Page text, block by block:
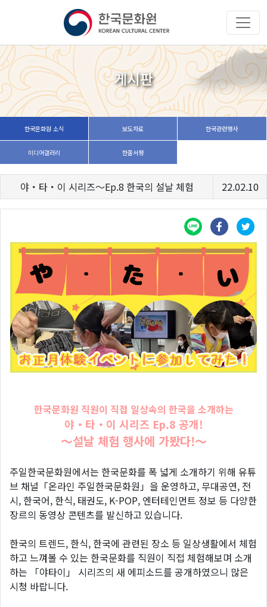
게시판
한국문화원 소식 보도자료 한국관련행사
미디어갤러리 한줄서평
야・타・이 시리즈〜Ep.8 한국의 설날 체험 22.02.10
한국문화원 직원이 직접 일상속의 한국을 소개하는
야・타・이 시리즈 Ep.8 공개!
〜설날 체험 행사에 가봤다!〜
주일한국문화원에서는 한국문화를 폭 넓게 소개하기 위해 유튜
브 채널「온라인 주일한국문화원」을 운영하고, 무대공연, 전
시, 한국어, 한식, 태권도, K-POP, 엔터테인먼트 정보 등 다양한
장르의 동영상 콘텐츠를 발신하고 있습니다.
한국의 트렌드, 한식, 한국에 관련된 장소 등 일상생활에서 체험
하고 느껴볼 수 있는 한국문화를 직원이 직접 체험해보며 소개
하는 「야타이」 시리즈의 새 에피소드를 공개하였으니 많은
시청 바랍니다.